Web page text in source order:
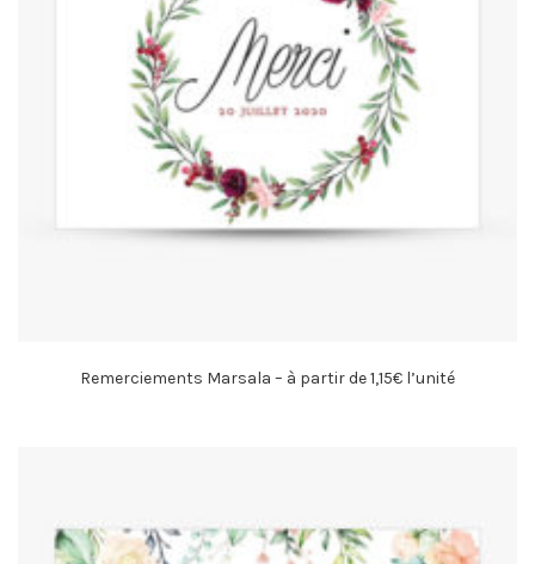
Remerciements Marsala – à partir de 1,15€ l’unité